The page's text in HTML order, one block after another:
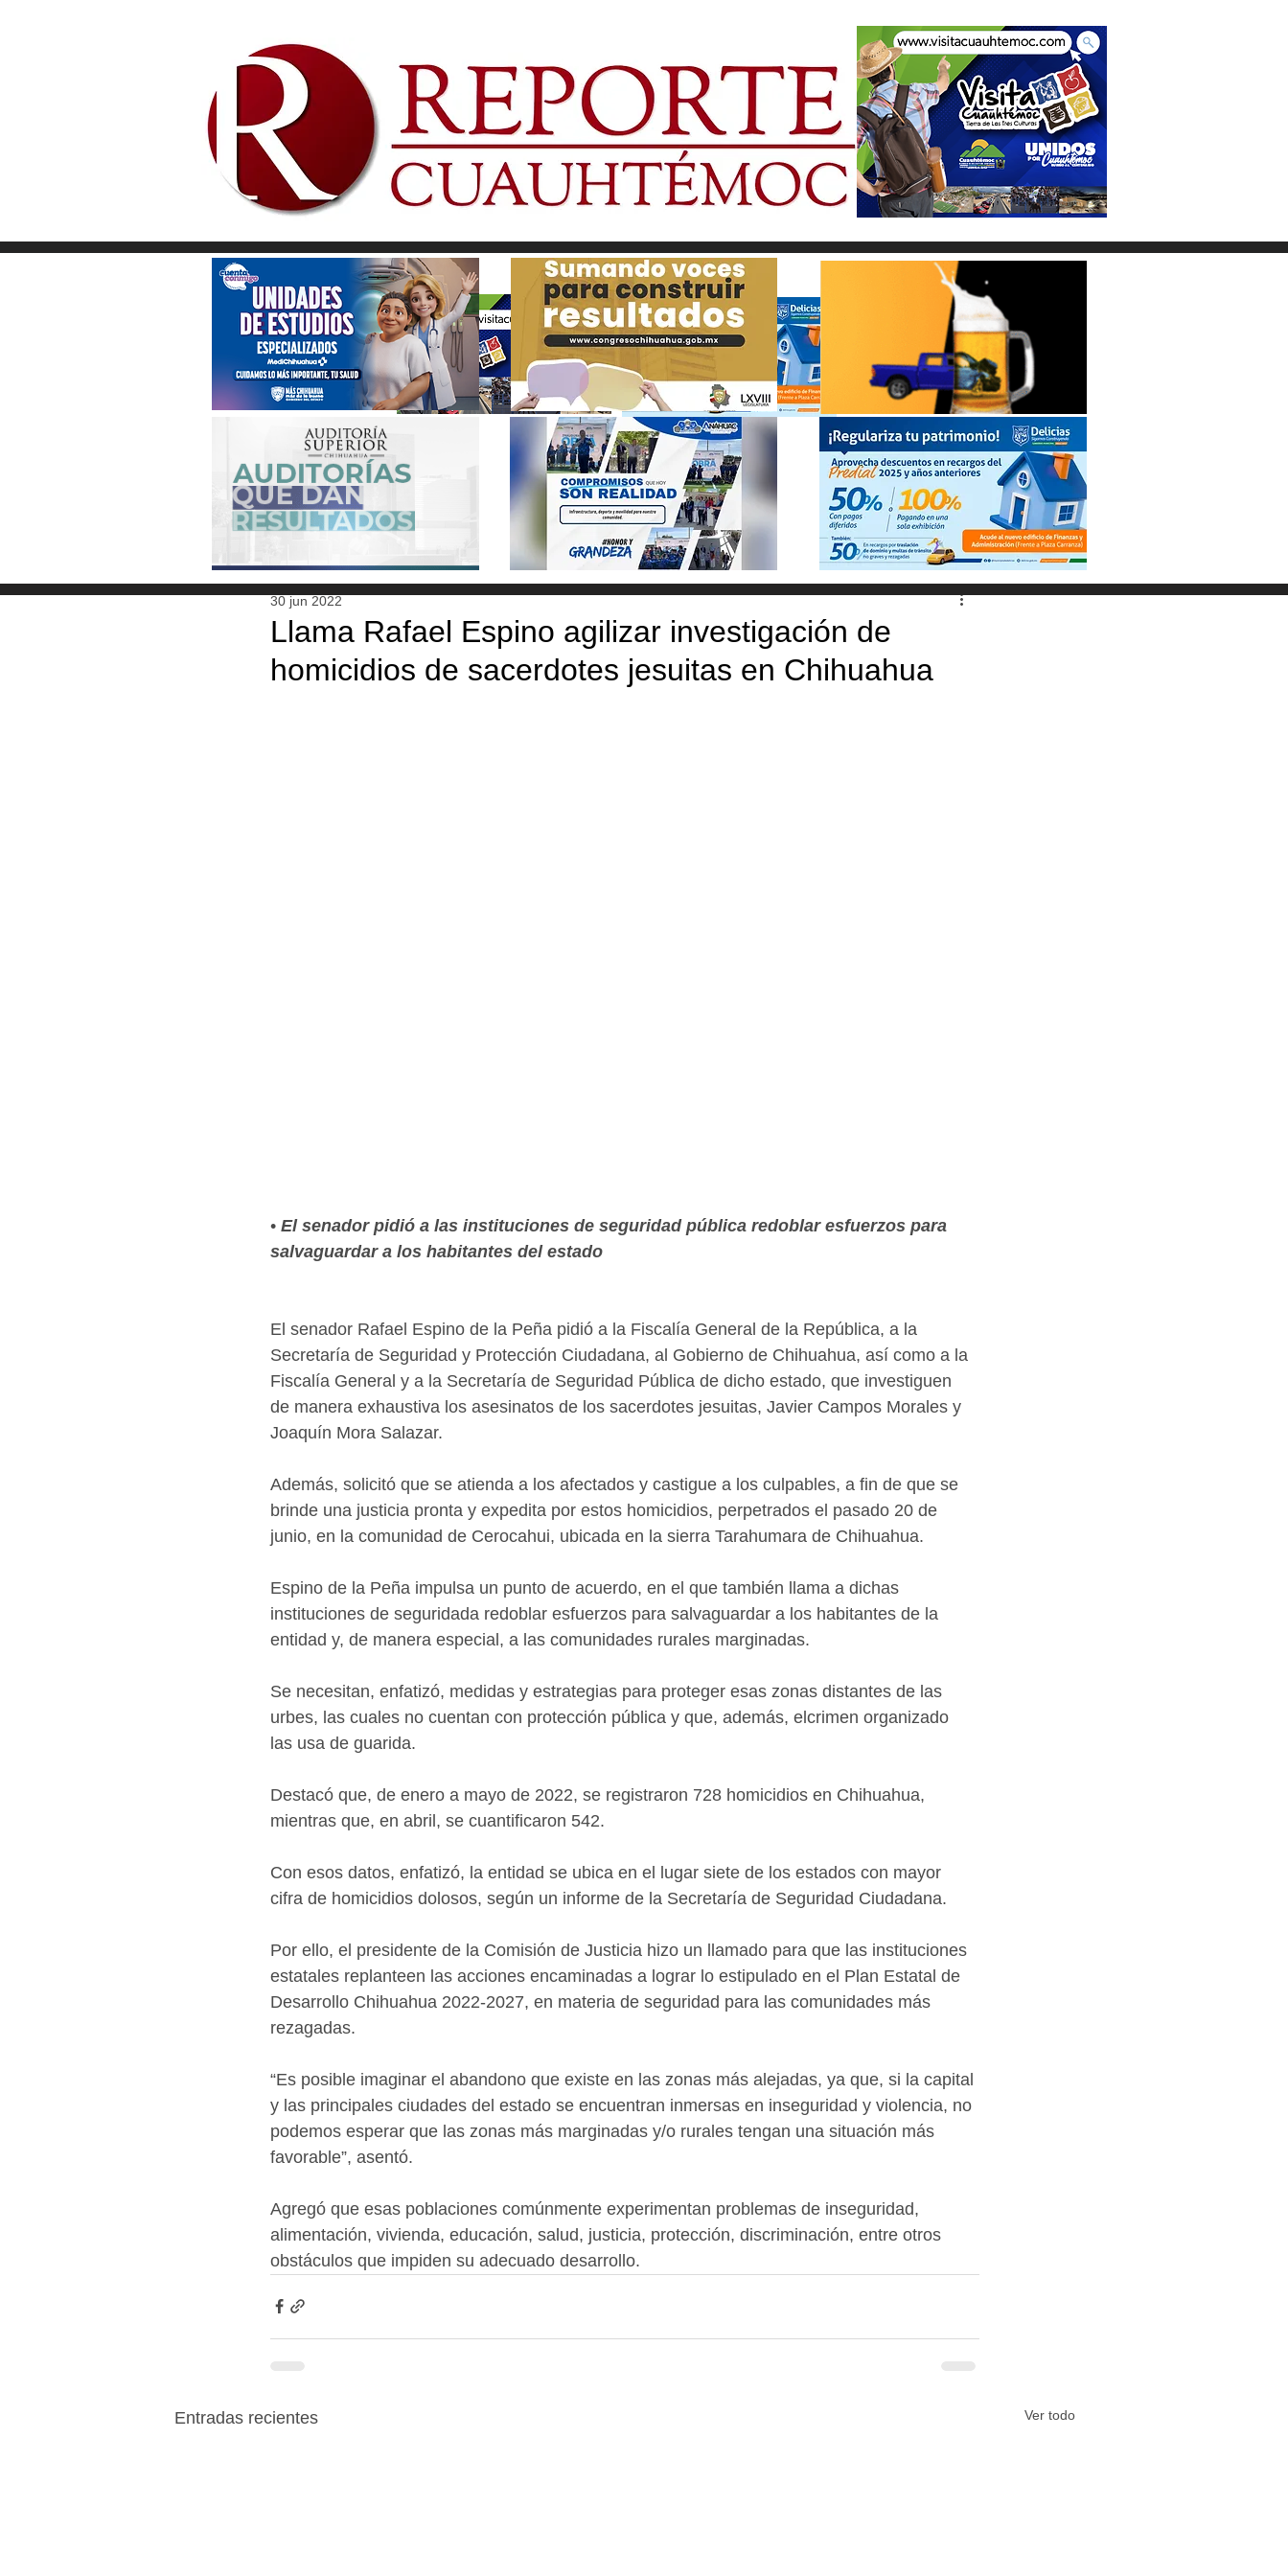
Llama Rafael Espino agilizar investigación de
homicidios de sacerdotes jesuitas en Chihuahua
30 jun 2022
• El senador pidió a las instituciones de seguridad pública redoblar esfuerzos para
salvaguardar a los habitantes del estado
El senador Rafael Espino de la Peña pidió a la Fiscalía General de la República, a la
Secretaría de Seguridad y Protección Ciudadana, al Gobierno de Chihuahua, así como a la
Fiscalía General y a la Secretaría de Seguridad Pública de dicho estado, que investiguen
de manera exhaustiva los asesinatos de los sacerdotes jesuitas, Javier Campos Morales y
Joaquín Mora Salazar.
Además, solicitó que se atienda a los afectados y castigue a los culpables, a fin de que se
brinde una justicia pronta y expedita por estos homicidios, perpetrados el pasado 20 de
junio, en la comunidad de Cerocahui, ubicada en la sierra Tarahumara de Chihuahua.
Espino de la Peña impulsa un punto de acuerdo, en el que también llama a dichas
instituciones de seguridada redoblar esfuerzos para salvaguardar a los habitantes de la
entidad y, de manera especial, a las comunidades rurales marginadas.
Se necesitan, enfatizó, medidas y estrategias para proteger esas zonas distantes de las
urbes, las cuales no cuentan con protección pública y que, además, elcrimen organizado
las usa de guarida.
Destacó que, de enero a mayo de 2022, se registraron 728 homicidios en Chihuahua,
mientras que, en abril, se cuantificaron 542.
Con esos datos, enfatizó, la entidad se ubica en el lugar siete de los estados con mayor
cifra de homicidios dolosos, según un informe de la Secretaría de Seguridad Ciudadana.
Por ello, el presidente de la Comisión de Justicia hizo un llamado para que las instituciones
estatales replanteen las acciones encaminadas a lograr lo estipulado en el Plan Estatal de
Desarrollo Chihuahua 2022-2027, en materia de seguridad para las comunidades más
rezagadas.
“Es posible imaginar el abandono que existe en las zonas más alejadas, ya que, si la capital
y las principales ciudades del estado se encuentran inmersas en inseguridad y violencia, no
podemos esperar que las zonas más marginadas y/o rurales tengan una situación más
favorable”, asentó.
Agregó que esas poblaciones comúnmente experimentan problemas de inseguridad,
alimentación, vivienda, educación, salud, justicia, protección, discriminación, entre otros
obstáculos que impiden su adecuado desarrollo.
Entradas recientes Ver todo